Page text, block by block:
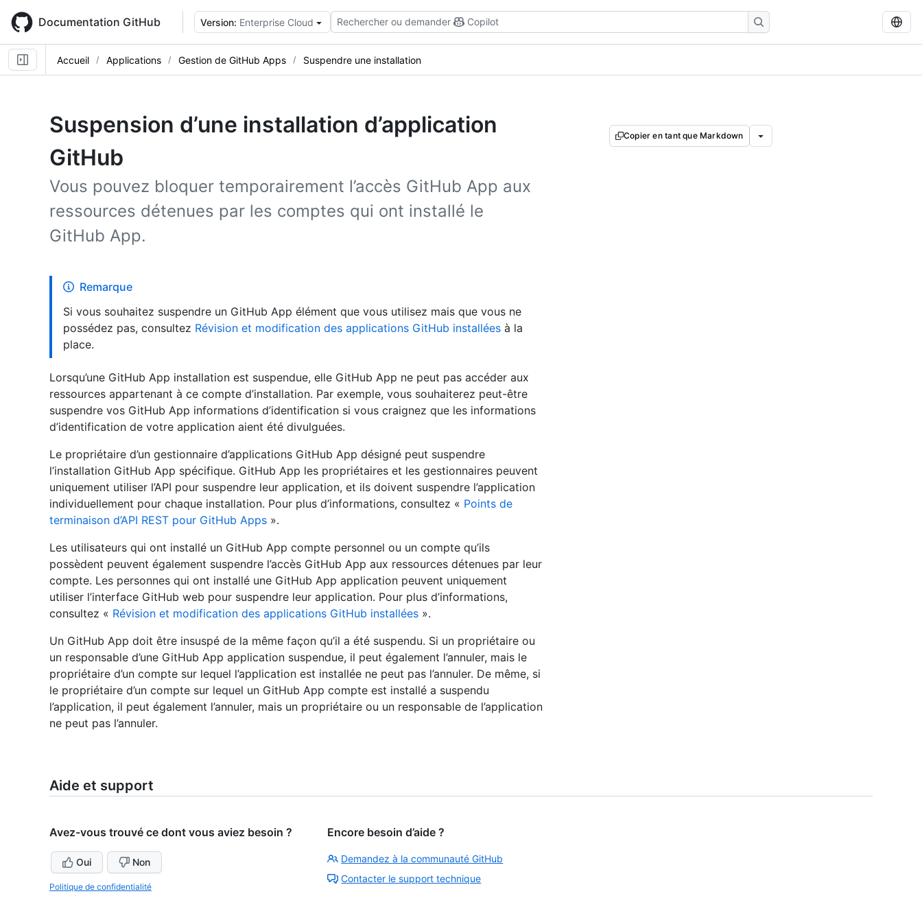
main
content
Documentation GitHub Version: Enterprise Cloud Rechercher ou demander Copilot
Accueil Applications Gestion de GitHub Apps Suspendre une installation
Suspension d’une installation d’application
GitHub
Vous pouvez bloquer temporairement l’accès GitHub App aux
ressources détenues par les comptes qui ont installé le
GitHub App.
Copier en tant que Markdown
Remarque
Si vous souhaitez suspendre un GitHub App élément que vous utilisez mais que vous ne
possédez pas, consultez Révision et modification des applications GitHub installées à la
place.
Lorsqu’une GitHub App installation est suspendue, elle GitHub App ne peut pas accéder aux
ressources appartenant à ce compte d’installation. Par exemple, vous souhaiterez peut-être
suspendre vos GitHub App informations d’identification si vous craignez que les informations
d’identification de votre application aient été divulguées.
Le propriétaire d’un gestionnaire d’applications GitHub App désigné peut suspendre
l’installation GitHub App spécifique. GitHub App les propriétaires et les gestionnaires peuvent
uniquement utiliser l’API pour suspendre leur application, et ils doivent suspendre l’application
individuellement pour chaque installation. Pour plus d’informations, consultez « Points de
terminaison d’API REST pour GitHub Apps ».
Les utilisateurs qui ont installé un GitHub App compte personnel ou un compte qu’ils
possèdent peuvent également suspendre l’accès GitHub App aux ressources détenues par leur
compte. Les personnes qui ont installé une GitHub App application peuvent uniquement
utiliser l’interface GitHub web pour suspendre leur application. Pour plus d’informations,
consultez « Révision et modification des applications GitHub installées ».
Un GitHub App doit être insuspé de la même façon qu’il a été suspendu. Si un propriétaire ou
un responsable d’une GitHub App application suspendue, il peut également l’annuler, mais le
propriétaire d’un compte sur lequel l’application est installée ne peut pas l’annuler. De même, si
le propriétaire d’un compte sur lequel un GitHub App compte est installé a suspendu
l’application, il peut également l’annuler, mais un propriétaire ou un responsable de l’application
ne peut pas l’annuler.
Aide et support
Avez-vous trouvé ce dont vous aviez besoin ?
Oui Non
Politique de confidentialité
Encore besoin d’aide ?
Demandez à la communauté GitHub
Contacter le support technique